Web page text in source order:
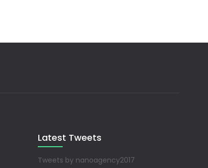
Latest Tweets
Tweets by nanoagency2017